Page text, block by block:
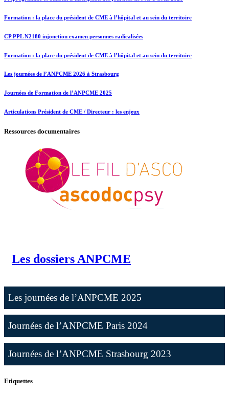
Formation : la place du président de CME à l’hôpital et au sein du territoire
CP PPL N2180 injonction examen personnes radicalisées
Formation : la place du président de CME à l’hôpital et au sein du territoire
Les journées de l’ANPCME 2026 à Strasbourg
Journées de Formation de l’ANPCME 2025
Articulations Président de CME / Directeur : les enjeux
Ressources documentaires
Les dossiers ANPCME
Les journées de l’ANPCME 2025
Journées de l’ANPCME Paris 2024
Journées de l’ANPCME Strasbourg 2023
Etiquettes